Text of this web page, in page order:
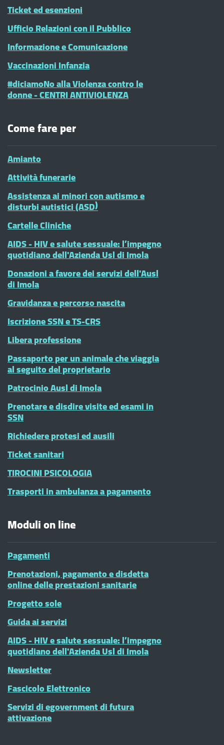
Ticket ed esenzioni
Ufficio Relazioni con il Pubblico
Informazione e Comunicazione
Vaccinazioni Infanzia
#diciamoNo alla Violenza contro le
donne - CENTRI ANTIVIOLENZA
Come fare per
Amianto
Attività funerarie
Assistenza ai minori con autismo e
disturbi autistici (ASD)
Cartelle Cliniche
AIDS - HIV e salute sessuale: l’impegno
quotidiano dell'Azienda Usl di Imola
Donazioni a favore dei servizi dell'Ausl
di Imola
Gravidanza e percorso nascita
Iscrizione SSN e TS-CRS
Libera professione
Passaporto per un animale che viaggia
al seguito del proprietario
Patrocinio Ausl di Imola
Prenotare e disdire visite ed esami in
SSN
Richiedere protesi ed ausili
Ticket sanitari
TIROCINI PSICOLOGIA
Trasporti in ambulanza a pagamento
Moduli on line
Pagamenti
Prenotazioni, pagamento e disdetta
online delle prestazioni sanitarie
Progetto sole
Guida ai servizi
AIDS - HIV e salute sessuale: l’impegno
quotidiano dell'Azienda Usl di Imola
Newsletter
Fascicolo Elettronico
Servizi di egovernment di futura
attivazione